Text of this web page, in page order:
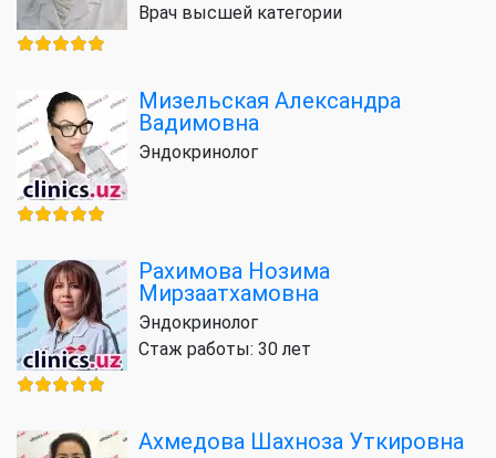
Врач высшей категории
Мизельская Александра
Вадимовна
Эндокринолог
Рахимова Нозима
Мирзаатхамовна
Эндокринолог
Стаж работы: 30 лет
Ахмедова Шахноза Уткировна